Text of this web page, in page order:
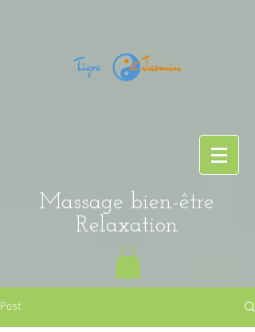
Massage bien-être
Relaxation
Post